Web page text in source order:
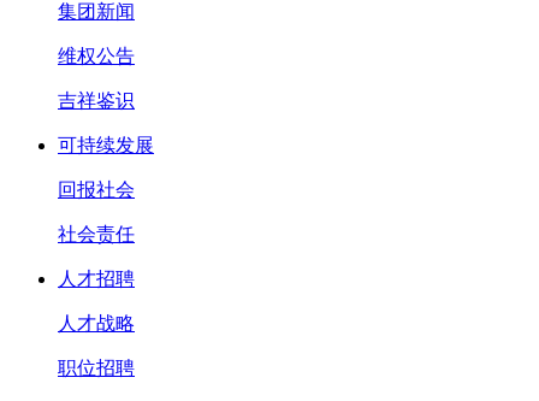
集团新闻
维权公告
吉祥鉴识
可持续发展
回报社会
社会责任
人才招聘
人才战略
职位招聘